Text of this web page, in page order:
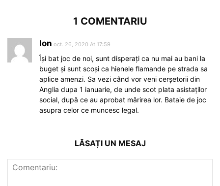
1 COMENTARIU
Ion oct. 26, 2020 At 17:59
Își bat joc de noi, sunt disperați ca nu mai au bani la
buget și sunt scoși ca hienele flamande pe strada sa
aplice amenzi. Sa vezi când vor veni cerșetorii din
Anglia dupa 1 ianuarie, de unde scot plata asistaților
social, după ce au aprobat mărirea lor. Bataie de joc
asupra celor ce muncesc legal.
LĂSAȚI UN MESAJ